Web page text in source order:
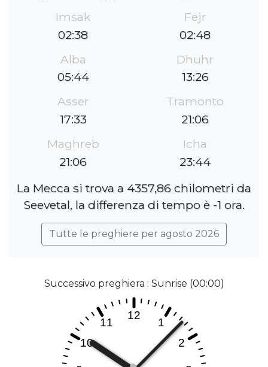
Imsak
02:38
Fejr
02:48
Alba
05:44
Dhuhr
13:26
Asser
17:33
Tramonto
21:06
Maghreb
21:06
Icha
23:44
La Mecca si trova a 4357,86 chilometri da
Seevetal, la differenza di tempo è -1 ora.
Tutte le preghiere per agosto 2026
Successivo preghiera : Sunrise (00:00)